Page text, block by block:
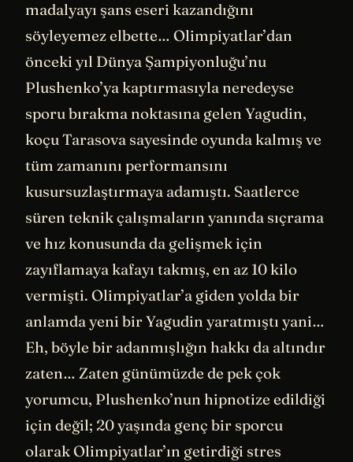
madalyayı şans eseri kazandığını
söyleyemez elbette… Olimpiyatlar’dan
önceki yıl Dünya Şampiyonluğu’nu
Plushenko’ya kaptırmasıyla neredeyse
sporu bırakma noktasına gelen Yagudin,
koçu Tarasova sayesinde oyunda kalmış ve
tüm zamanını performansını
kusursuzlaştırmaya adamıştı. Saatlerce
süren teknik çalışmaların yanında sıçrama
ve hız konusunda da gelişmek için
zayıflamaya kafayı takmış, en az 10 kilo
vermişti. Olimpiyatlar’a giden yolda bir
anlamda yeni bir Yagudin yaratmıştı yani…
Eh, böyle bir adanmışlığın hakkı da altındır
zaten… Zaten günümüzde de pek çok
yorumcu, Plushenko’nun hipnotize edildiği
için değil; 20 yaşında genç bir sporcu
olarak Olimpiyatlar’ın getirdiği stres